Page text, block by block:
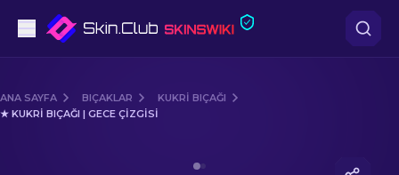
Orta seviye
ANA SAYFA BIÇAKLAR
KUKRI BIÇAĞI
★ KUKRI BIÇAĞI | GECE ÇIZGISI